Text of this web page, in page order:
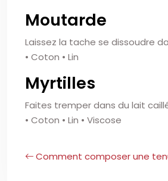
Moutarde
Laissez la tache se dissoudre
• Coton • Lin
Myrtilles
Faites tremper dans du lait
• Coton • Lin • Viscose
Comment composer une